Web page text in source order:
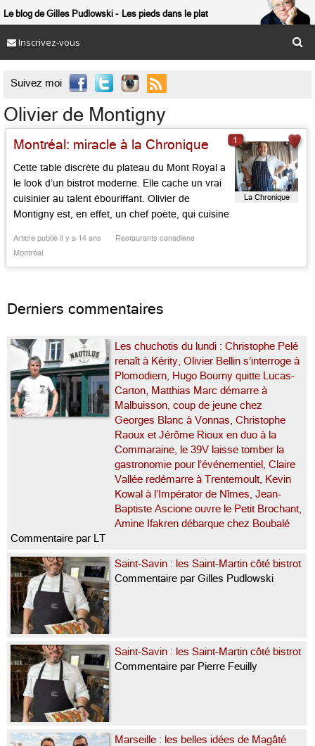
Le blog de Gilles Pudlowski Les pieds dans le plat
Inscrivez-vous
Suivez moi 
Olivier de Montigny
Montréal: miracle à la Chronique
Cette table discrète du plateau du Mont Royal a
le look d’un bistrot moderne. Elle cache un vrai
cuisinier au talent ébouriffant. Olivier de
Montigny est, en effet, un chef poète, qui cuisine
saisons, des menus selon son cœur. Le velouté
Article publié il y a 14 ans
Restaurants canadiens
Montréal
La Chronique
1
Derniers commentaires
Les chuchotis du lundi : Christophe Pelé
renaît à Kérity, Olivier Bellin s’interroge à
Plomodiern, Hugo Bourny quitte Lucas-
Carton, Matthias Marc démarre à
Malbuisson, coup de jeune chez
Georges Blanc à Vonnas, Christophe
Raoux et Jérôme Rioux en duo à la
Commaraine, le 39V laisse tomber la
gastronomie pour l’événementiel, Claire
Vallée redémarre à Trentemoult, Kevin
Kowal à l’Impérator de Nîmes, Jean-
Baptiste Ascione ouvre le Petit Brochant,
Amine Ifakren débarque chez Boubalé
Commentaire par LT
Saint-Savin : les Saint-Martin côté bistrot
Commentaire par Gilles Pudlowski
Saint-Savin : les Saint-Martin côté bistrot
Commentaire par Pierre Feuilly
Marseille : les belles idées de Magâté